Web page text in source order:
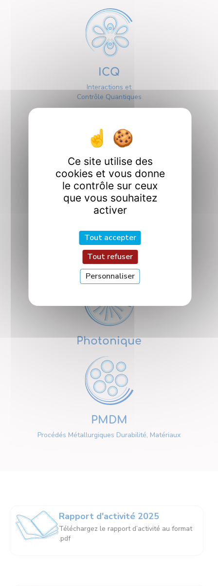
ICQ
Interactions et
Contrôle Quantiques
Interfaces
Nanosciences
Photonique
PMDM
Procédés Métallurgiques Durabilité, Matériaux
Rapport d'activité 2025
Téléchargez le rapport d’activité au format
.pdf
Ce site utilise des
cookies et vous donne
le contrôle sur ceux
que vous souhaitez
activer
Tout accepter
Tout refuser
Personnaliser